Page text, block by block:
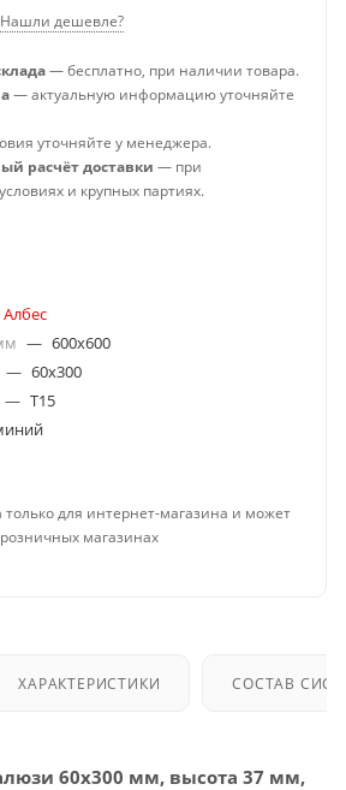
Нашли дешевле?
— бесплатно, при наличии товара.
— актуальную информацию уточняйте
уточняйте у менеджера.
расчёт доставки — при
и крупных партиях.
Албес
— 600x600
— 60x300
— T15
для интернет-магазина и может
магазинах
ХАРАКТЕРИСТИКИ СОСТАВ
60x300 мм, высота 37 мм,